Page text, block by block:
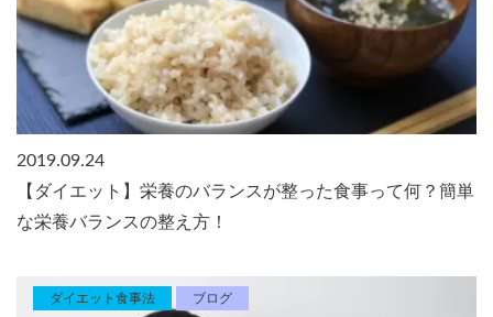
2019.09.24
【ダイエット】栄養のバランスが整った食事って何？簡単
な栄養バランスの整え方！
ダイエット食事法 ブログ